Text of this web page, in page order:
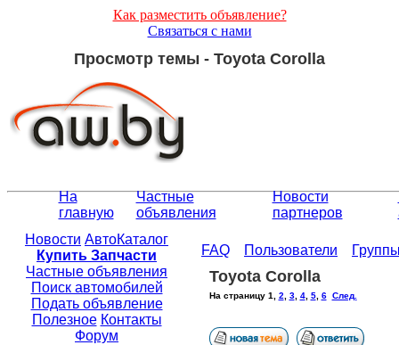
Как разместить объявление?
Связаться с нами
Просмотр темы - Toyota Corolla
На
главную
Частные
объявления
Новости
партнеров
Новости АвтоКаталог
Купить Запчасти
Частные объявления
Поиск автомобилей
Подать объявление
Полезное Контакты
Форум
FAQ Пользователи
Toyota Corolla
На страницу 1 2 3, 4, 5, 6 След.